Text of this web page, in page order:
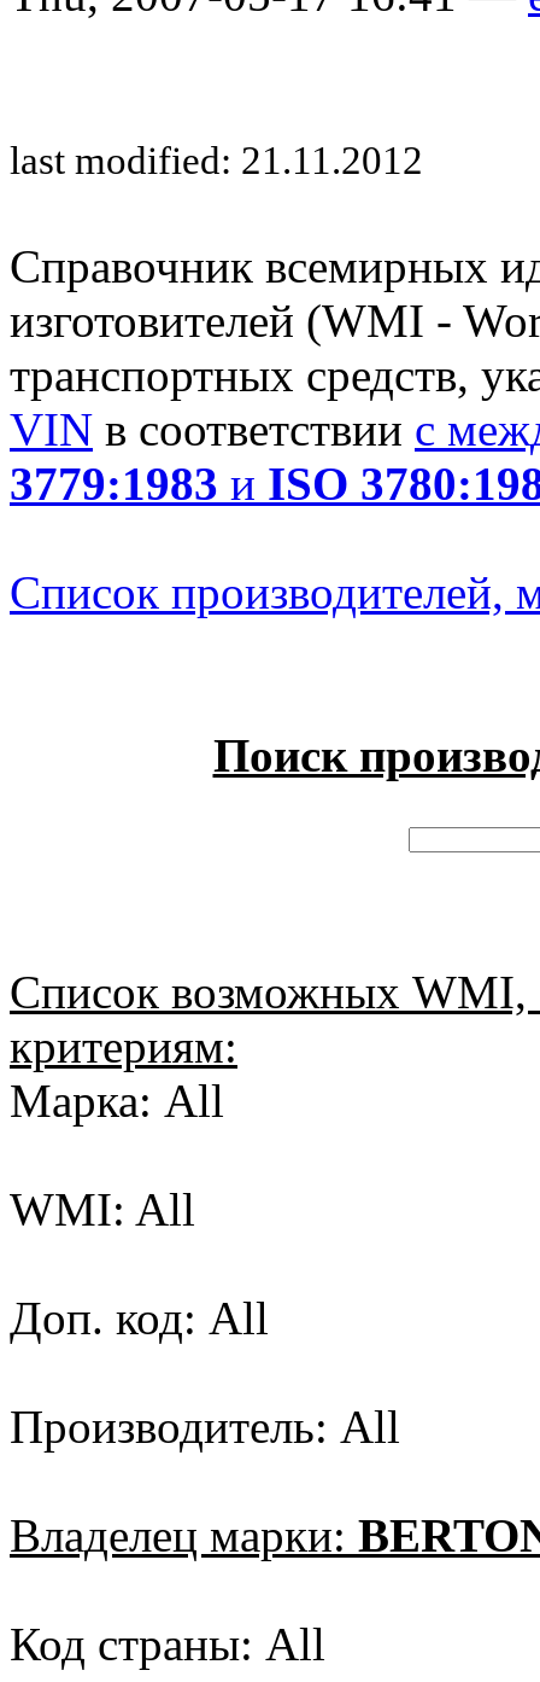
last modified: 21.11.2012
Справочник всемирных
изготовителей (WMI -
транспортных средств,
VIN в соответствии с
3779:1983 и ISO
Список производителей,
Поиск
Список возможных
критериям:
Марка: All
WMI: All
Доп. код: All
Производитель: All
Владелец марки:
Код страны: All